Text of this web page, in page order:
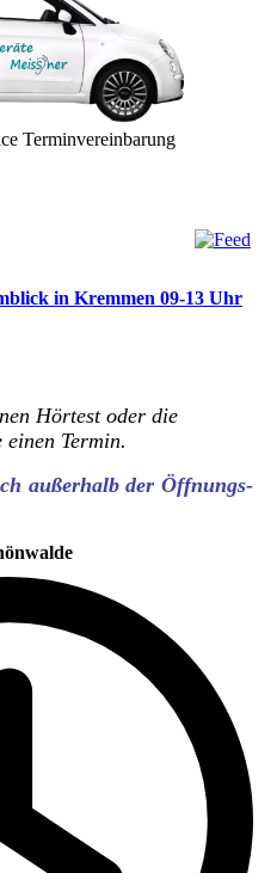
Terminvereinbarung
in Kremmen 09-13 Uhr
Hörtest oder die
Termin.
außerhalb der Öffnungs-